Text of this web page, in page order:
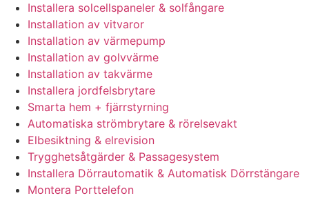
Installera solcellspaneler & solfångare
Installation av vitvaror
Installation av värmepump
Installation av golvvärme
Installation av takvärme
Installera jordfelsbrytare
Smarta hem + fjärrstyrning
Automatiska strömbrytare & rörelsevakt
Elbesiktning & elrevision
Trygghetsåtgärder & Passagesystem
Installera Dörrautomatik & Automatisk Dörrstängare
Montera Porttelefon